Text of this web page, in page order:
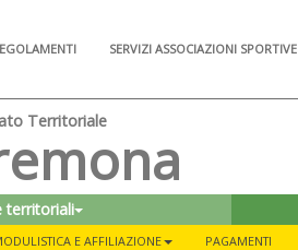
SERVIZI ASSOCIAZIONI SPORTIVE
Territoriale
territoriali
E AFFILIAZIONE PAGAMENTI